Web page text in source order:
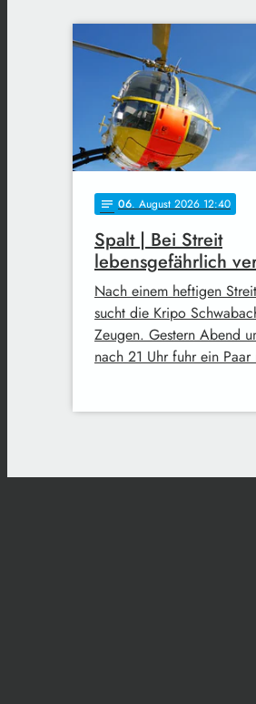
notes 06. August 2026 12:40
Spalt | Bei Streit
lebensgefährlich
Nach einem heftigen
sucht die Kripo
Zeugen. Gestern Abend
nach 21 Uhr fuhr ein